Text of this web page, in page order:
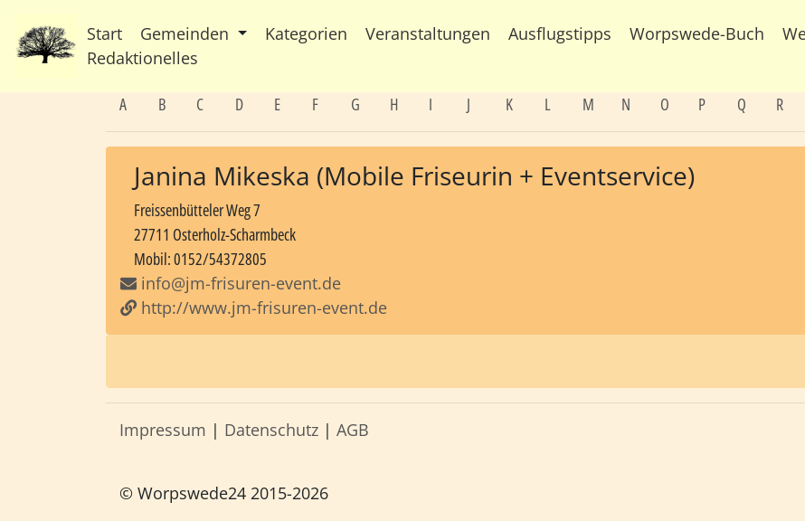
Start Gemeinden Kategorien Veranstaltungen Ausflugstipps Worpswede-Buch
Redaktionelles
A B C D E F G H I J K L M N O P Q R
Janina Mikeska (Mobile Friseurin + Eventservice)
Freissenbütteler Weg 7
27711 Osterholz-Scharmbeck
Mobil: 0152/54372805
info@jm-frisuren-event.de
http://www.jm-frisuren-event.de
Impressum | Datenschutz | AGB
© Worpswede24 2015-2026